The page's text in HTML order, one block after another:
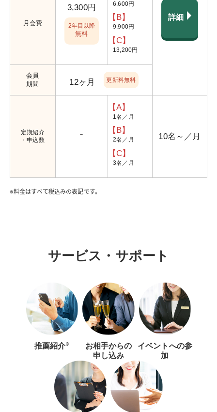
詳細
月会費
3,300円
2年目以降
無料
6,600円
【B】
9,900円
【C】
13,200円
会員
期間
12ヶ月 更新料無料
定期紹介
・申込数
－
【A】
1名／月
【B】
2名／月
【C】
3名／月
10名～／月
※料金はすべて税込みの表記です。
サービス・サポート
推薦紹介※
お相手からの
申し込み
イベントへの参
加